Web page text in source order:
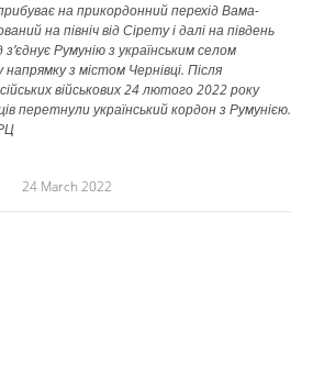
на прикордонний перехід Вама-
на північ від Сірету і далі на південь
Румунію з українським селом
напрямку з містом Чернівці. Після
військових 24 лютого 2022 року
перетнули український кордон з Румунією.
24 March 2022